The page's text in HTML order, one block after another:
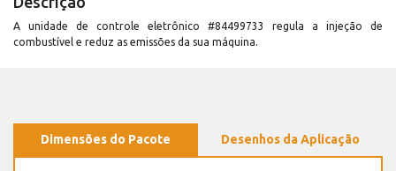
A unidade de controle eletrônico #84499733 regula a injeção de
combustível e reduz as emissões da sua máquina.
Dimensões do Pacote Desenhos da Aplicação